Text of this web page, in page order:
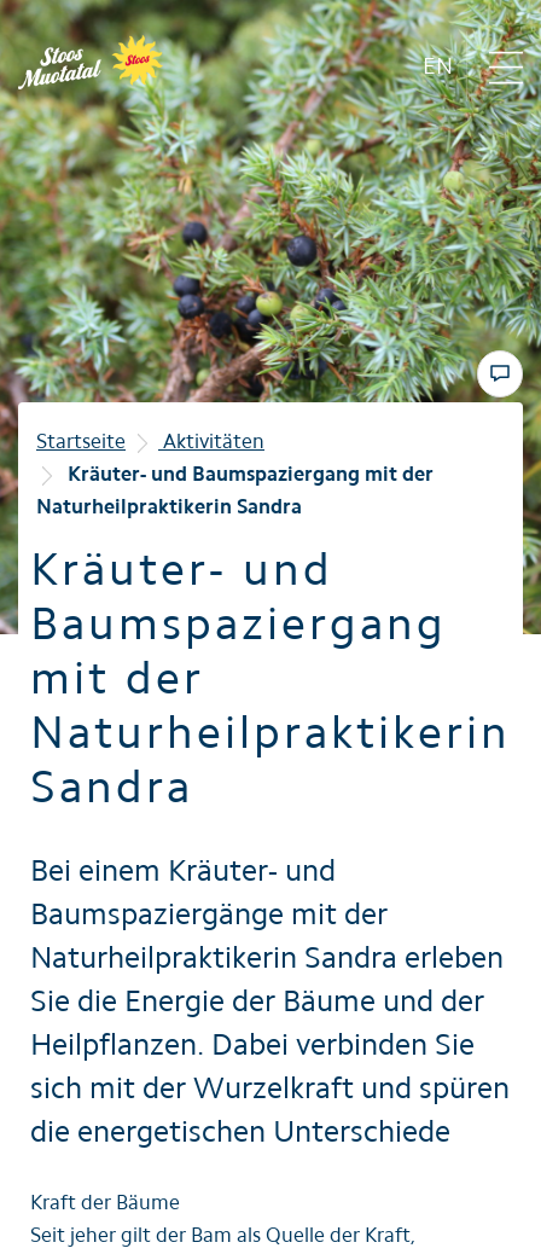
EN
Region
Bergbahnen
Sommer
Winter
Familie
Startseite
Aktivitäten
Kräuter- und Baumspaziergang mit der
Naturheilpraktikerin Sandra
Kräuter- und
Baumspaziergang
mit der
Naturheilpraktikerin
Sandra
Bei einem Kräuter- und
Baumspaziergänge mit der
Naturheilpraktikerin Sandra erleben
Sie die Energie der Bäume und der
Heilpflanzen. Dabei verbinden Sie
sich mit der Wurzelkraft und spüren
die energetischen Unterschiede
Kraft der Bäume
Seit jeher gilt der Bam als Quelle der Kraft,